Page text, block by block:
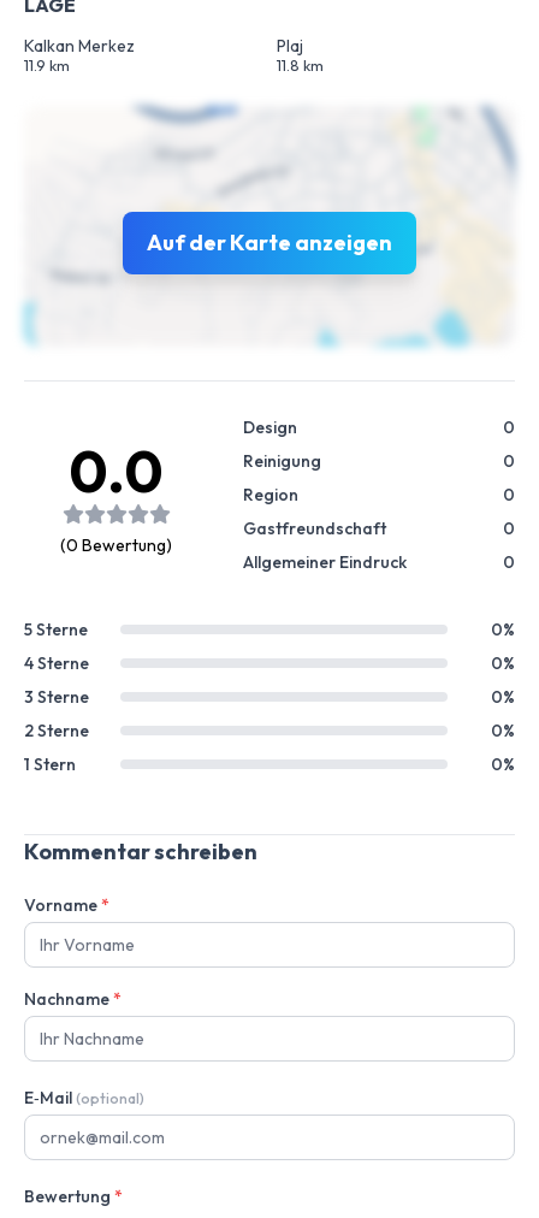
LAGE
Kalkan Merkez
11.9 km
Plaj
11.8 km
Auf der Karte anzeigen
0.0
(0 Bewertung)
Design
0
Reinigung
0
Region
0
Gastfreundschaft
0
Allgemeiner Eindruck
0
5 Sterne
0%
4 Sterne
0%
3 Sterne
0%
2 Sterne
0%
1 Stern
0%
Kommentar schreiben
Vorname*
Nachname*
E‑Mail (optional)
Bewertung *